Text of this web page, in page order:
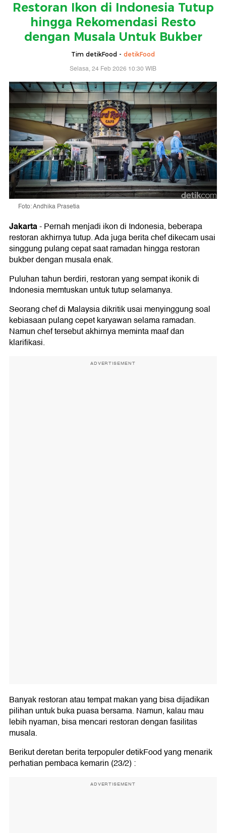
Restoran Ikon di Indonesia Tutup
hingga Rekomendasi Resto
dengan Musala Untuk Bukber
Tim detikFood - detikFood
Selasa, 24 Feb 2026 10:30 WIB
Foto: Andhika Prasetia
Jakarta-Pernah menjadi ikon di Indonesia, beberapa
restoran akhirnya tutup. Ada juga berita chef dikecam usai
singgung pulang cepat saat ramadan hingga restoran
bukber dengan musala enak.
Puluhan tahun berdiri, restoran yang sempat ikonik di
Indonesia memtuskan untuk tutup selamanya.
Seorang chef di Malaysia dikritik usai menyinggung soal
kebiasaan pulang cepet karyawan selama ramadan.
Namun chef tersebut akhirnya meminta maaf dan
klarifikasi.
ADVERTISEMENT
Banyak restoran atau tempat makan yang bisa dijadikan
pilihan untuk buka puasa bersama. Namun, kalau mau
lebih nyaman, bisa mencari restoran dengan fasilitas
musala.
Berikut deretan berita terpopuler detikFood yang menarik
perhatian pembaca kemarin (23/2) :
ADVERTISEMENT